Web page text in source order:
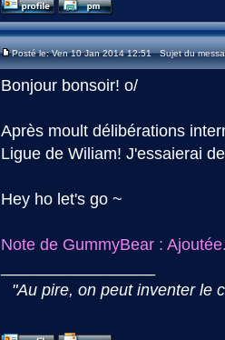
Posté le: Ven 10 Jan 2014 12:51 Sujet du
Bonjour bonsoir! o/
Après moult délibérations
Ligue de Wiliam! J'essaierai
Hey ho let's go ~
Note de GummyBear :
"Au pire, on peut inventer le